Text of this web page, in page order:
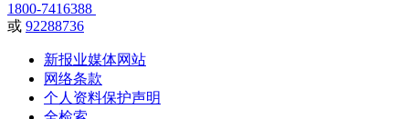
1800-7416388
或 92288736
新报业媒体网站
网络条款
个人资料保护声明